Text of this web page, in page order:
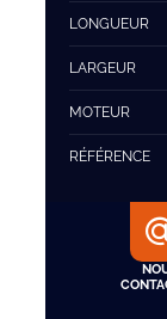
LONGUEUR
LARGEUR
MOTEUR
RÉFÉRENCE